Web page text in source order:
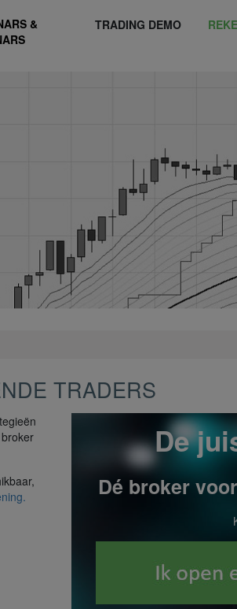
&
TRADING DEMO
TRADERS
De
Dé broker